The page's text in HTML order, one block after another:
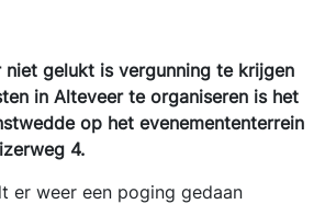
gelukt is vergunning te krijgen
in Alteveer te organiseren is het
op het evenemententerrein
4.
er weer een poging gedaan